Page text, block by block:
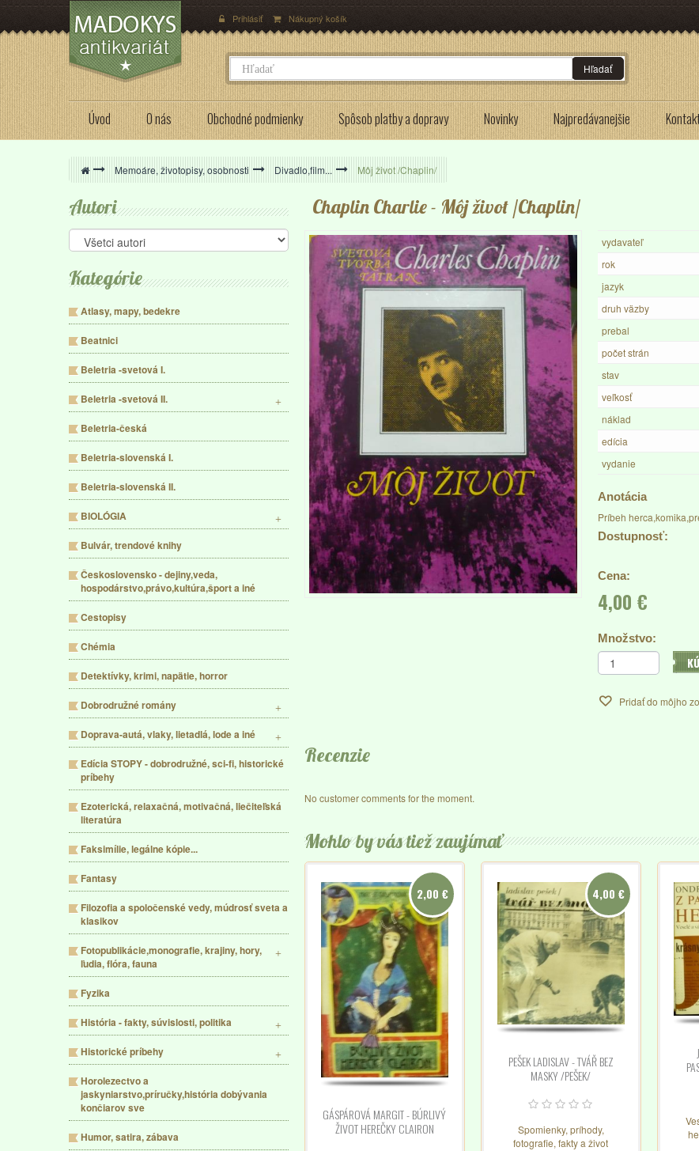
Prihlásiť Nákupný košík
Hľadať
Úvod O nás Obchodné podmienky Spôsob platby a dopravy Novinky Najpredávanejšie
> Memoáre, životopisy, osobnosti > Divadlo,film... > Môj život /Chaplin/
Autori
Kategórie
Atlasy, mapy, bedekre
Beatnici
Beletria -svetová I.
Beletria -svetová II.
Beletria-česká
Beletria-slovenská I.
Beletria-slovenská II.
BIOLÓGIA
Bulvár, trendové knihy
Československo - dejiny,veda,
hospodárstvo,právo,kultúra,šport a iné
Cestopisy
Chémia
Detektívky, krimi, napätie, horror
Dobrodružné romány
Doprava-autá, vlaky, lietadlá, lode a iné
Edícia STOPY - dobrodružné, sci-fi, historické
príbehy
Ezoterická, relaxačná, motivačná, liečiteľská
literatúra
Faksimílie, legálne kópie...
Fantasy
Filozofia a spoločenské vedy, múdrosť sveta a
klasikov
Fotopublikácie,monografie, krajiny, hory,
ľudia, flóra, fauna
Fyzika
História - fakty, súvislosti, politika
Historické príbehy
Horolezectvo a
jaskyniarstvo,príručky,história dobývania
končiarov sve
Humor, satira, zábava
Chaplin Charlie- Môj život /Chaplin/
vydavateľ
rok
jazyk
druh väzby
prebal
počet strán
stav
veľkosť
náklad
edícia
vydanie
Anotácia
Príbeh
Dostupnosť:
Cena:
4,00 €
Množstvo:
Pridať do môjho
Recenzie
No customer comments for the moment.
Mohlo by vás tiež zaujímať
GÁSPÁROVÁ MARGIT - BÚRLIVÝ
ŽIVOT HEREČKY CLAIRON
2,00 €
PEŠEK LADISLAV - TVÁŘ BEZ
MASKY /PEŠEK/
Spomienky, príhody,
fotografie, fakty a život
4,00 €